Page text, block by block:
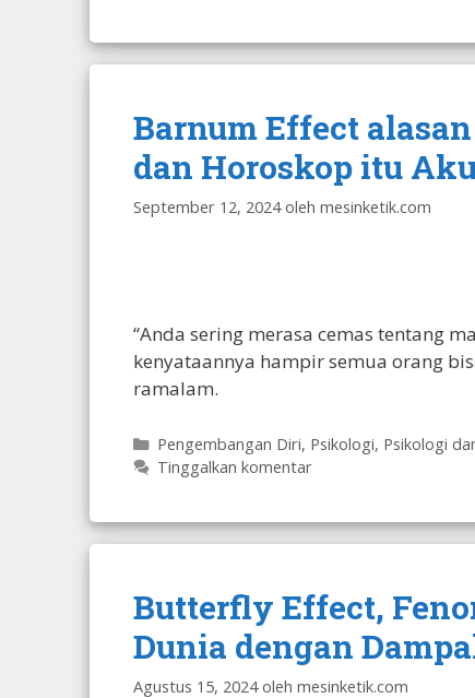
Barnum Effect
dan Horoskop itu
September 12, 2024 oleh mesinketik.com
“Anda sering merasa cemas tentang
kenyataannya hampir semua orang
ramalam.
Kategori
Pengembangan Diri, Psikologi, Psikologi
Tinggalkan komentar
Butterfly Effect,
Dunia dengan
Agustus 15, 2024 oleh mesinketik.com